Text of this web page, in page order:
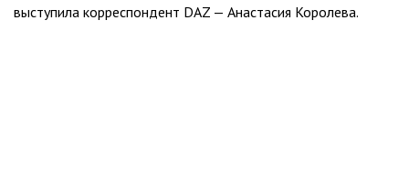
выступила корреспондент DAZ — Анастасия Королева.